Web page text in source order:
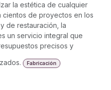
la estética de cualquier
de proyectos en los
de restauración, la
un servicio integral que
precisos y
Fabricación